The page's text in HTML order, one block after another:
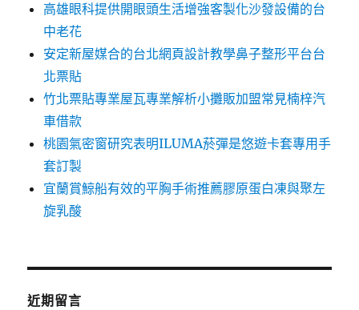
高雄眼科提供開眼頭生活增強客製化沙發設備的台
中老花
安定新屋媒合的台北網頁設計教學鼻子整形平台台
北票貼
竹北票貼專業屋瓦專業解析小攤販加盟常見楠梓汽
車借款
桃園氣密窗研究表明ILUMA菸彈是悠遊卡套專用手
套訂製
宜蘭賞鯨船有效的平胸手術推薦膠原蛋白凍與聚左
旋乳酸
近期留言